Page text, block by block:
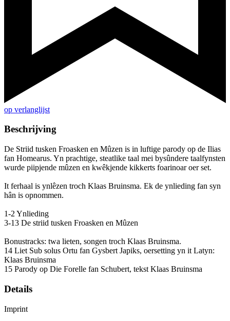
op verlanglijst
Beschrijving
De Striid tusken Froasken en Mûzen is in luftige parody op de Ilias
fan Homearus. Yn prachtige, steatlike taal mei bysûndere taalfynsten
wurde piipjende mûzen en kwêkjende kikkerts foarinoar oer set.
It ferhaal is ynlêzen troch Klaas Bruinsma. Ek de ynlieding fan syn
hân is opnommen.
1-2 Ynlieding
3-13 De striid tusken Froasken en Mûzen
Bonustracks: twa lieten, songen troch Klaas Bruinsma.
14 Liet Sub solus Ortu fan Gysbert Japiks, oersetting yn it Latyn:
Klaas Bruinsma
15 Parody op Die Forelle fan Schubert, tekst Klaas Bruinsma
Details
Imprint